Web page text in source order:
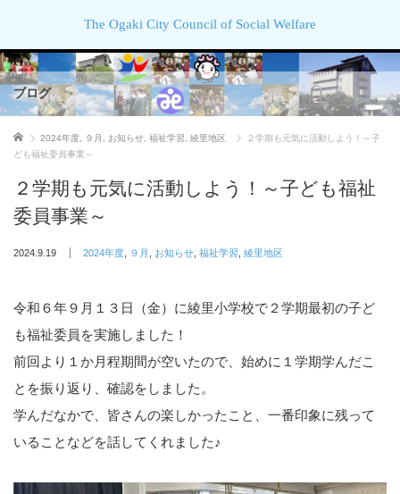
The Ogaki City Council of Social Welfare
ブログ
ホーム 2024年度 ９月 お知らせ 福祉学習 綾里地区
２学期も元気に活動しよう！～子
ども福祉委員事業～
２学期も元気に活動しよう！～子ども福祉
委員事業～
2024.9.19 2024年度 ９月 お知らせ 福祉学習 綾里地区
令和６年９月１３日（金）に綾里小学校で２学期最初の子ど
も福祉委員を実施しました！
前回より１か月程期間が空いたので、始めに１学期学んだこ
とを振り返り、確認をしました。
学んだなかで、皆さんの楽しかったこと、一番印象に残って
いることなどを話してくれました♪